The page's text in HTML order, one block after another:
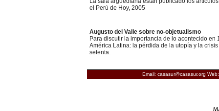
el Perú de Hoy, 2005
Augusto del Valle sobre no-objetualismo
Para discutir la importancia de lo acontecido en
América Latina: la pérdida de la utopía y la
setenta.
Email: casasur@casasur.org